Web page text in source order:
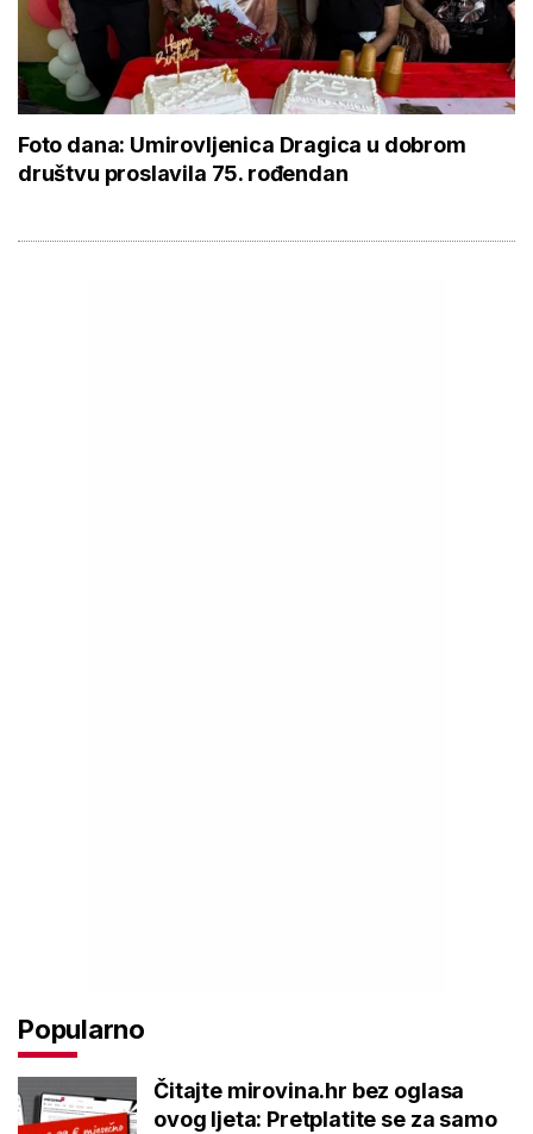
Foto dana: Umirovljenica Dragica u dobrom
društvu proslavila 75. rođendan
Popularno
Čitajte mirovina.hr bez oglasa
ovog ljeta: Pretplatite se za samo